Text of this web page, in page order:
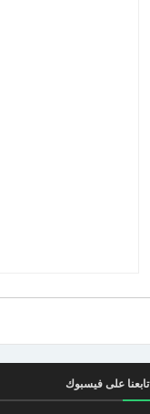
تابعنا على فيسبوك